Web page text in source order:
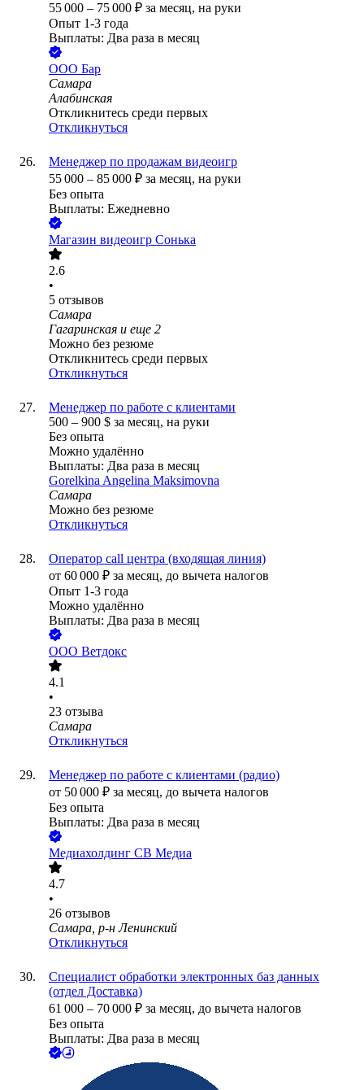
55 000 – 75 000 ₽ за месяц, на руки
Опыт 1-3 года
Выплаты: Два раза в месяц
ООО Бар
Самара
Алабинская
Откликнитесь среди первых
Откликнуться
Менеджер по продажам видеоигр
55 000 – 85 000 ₽ за месяц, на руки
Без опыта
Выплаты: Ежедневно
Магазин видеоигр Сонька
2.6
•
5 отзывов
Самара
Гагаринская и еще 2
Можно без резюме
Откликнитесь среди первых
Откликнуться
Менеджер по работе с клиентами
500 – 900 $ за месяц, на руки
Без опыта
Можно удалённо
Выплаты: Два раза в месяц
Gorelkina Angelina Maksimovna
Самара
Можно без резюме
Откликнуться
Оператор call центра (входящая линия)
от 60 000 ₽ за месяц, до вычета налогов
Опыт 1-3 года
Можно удалённо
Выплаты: Два раза в месяц
ООО Ветдокс
4.1
•
23 отзыва
Самара
Откликнуться
Менеджер по работе с клиентами (радио)
от 50 000 ₽ за месяц, до вычета налогов
Без опыта
Выплаты: Два раза в месяц
Медиахолдинг СВ Медиа
4.7
•
26 отзывов
Самара, р-н Ленинский
Откликнуться
Специалист обработки электронных баз данных
(отдел Доставка)
61 000 – 70 000 ₽ за месяц, до вычета налогов
Без опыта
Выплаты: Два раза в месяц